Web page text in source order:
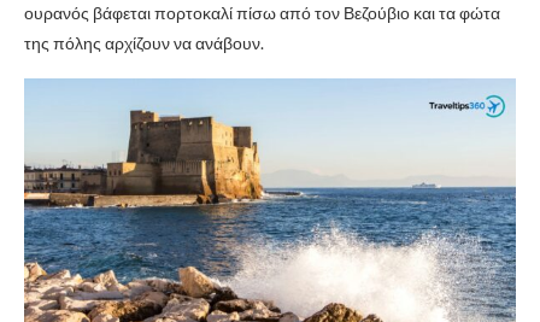
ουρανός βάφεται πορτοκαλί πίσω από τον Βεζούβιο και τα φώτα
της πόλης αρχίζουν να ανάβουν.